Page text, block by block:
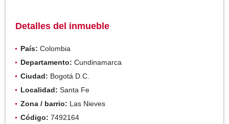
Detalles del inmueble
País: Colombia
Departamento: Cundinamarca
Ciudad: Bogotá D.C.
Localidad: Santa Fe
Zona / barrio: Las Nieves
Código: 7492164